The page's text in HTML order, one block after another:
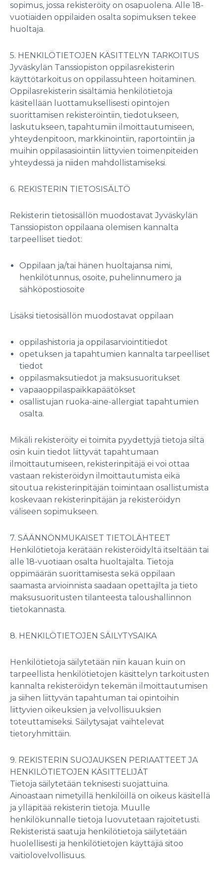
sopimus, jossa rekisteröity on osapuolena. Alle 18-
vuotiaiden oppilaiden osalta sopimuksen tekee
huoltaja.
5. HENKILÖTIETOJEN KÄSITTELYN TARKOITUS
Jyväskylän Tanssiopiston oppilasrekisterin
käyttötarkoitus on oppilassuhteen hoitaminen.
Oppilasrekisterin sisältämiä henkilötietoja
käsitellään luottamuksellisesti opintojen
suorittamisen rekisteröintiin, tiedotukseen,
laskutukseen, tapahtumiin ilmoittautumiseen,
yhteydenpitoon, markkinointiin, raportointiin ja
muihin oppilasasiointiin liittyvien toimenpiteiden
yhteydessä ja niiden mahdollistamiseksi.
6. REKISTERIN TIETOSISÄLTÖ
Rekisterin tietosisällön muodostavat Jyväskylän
Tanssiopiston oppilaana olemisen kannalta
tarpeelliset tiedot:
Oppilaan ja/tai hänen huoltajansa nimi,
henkilötunnus, osoite, puhelinnumero ja
sähköpostiosoite
Lisäksi tietosisällön muodostavat oppilaan
oppilashistoria ja oppilasarviointitiedot
opetuksen ja tapahtumien kannalta tarpeelliset
tiedot
oppilasmaksutiedot ja maksusuoritukset
vapaaoppilaspaikkapäätökset
osallistujan ruoka-aine-allergiat tapahtumien
osalta.
Mikäli rekisteröity ei toimita pyydettyjä tietoja siltä
osin kuin tiedot liittyvät tapahtumaan
ilmoittautumiseen, rekisterinpitäjä ei voi ottaa
vastaan rekisteröidyn ilmoittautumista eikä
sitoutua rekisterinpitäjän toimintaan osallistumista
koskevaan rekisterinpitäjän ja rekisteröidyn
väliseen sopimukseen.
7. SÄÄNNÖNMUKAISET TIETOLÄHTEET
Henkilötietoja kerätään rekisteröidyltä itseltään tai
alle 18-vuotiaan osalta huoltajalta. Tietoja
oppimäärän suorittamisesta sekä oppilaan
saamasta arvioinnista saadaan opettajilta ja tieto
maksusuoritusten tilanteesta taloushallinnon
tietokannasta.
8. HENKILÖTIETOJEN SÄILYTYSAIKA
Henkilötietoja säilytetään niin kauan kuin on
tarpeellista henkilötietojen käsittelyn tarkoitusten
kannalta rekisteröidyn tekemän ilmoittautumisen
ja siihen liittyvän tapahtuman tai opintoihin
liittyvien oikeuksien ja velvollisuuksien
toteuttamiseksi. Säilytysajat vaihtelevat
tietoryhmittäin.
9. REKISTERIN SUOJAUKSEN PERIAATTEET JA
HENKILÖTIETOJEN KÄSITTELIJÄT
Tietoja säilytetään teknisesti suojattuina.
Ainoastaan nimetyillä henkilöillä on oikeus käsitellä
ja ylläpitää rekisterin tietoja. Muulle
henkilökunnalle tietoja luovutetaan rajoitetusti.
Rekisteristä saatuja henkilötietoja säilytetään
huolellisesti ja henkilötietojen käyttäjiä sitoo
vaitiolovelvollisuus.